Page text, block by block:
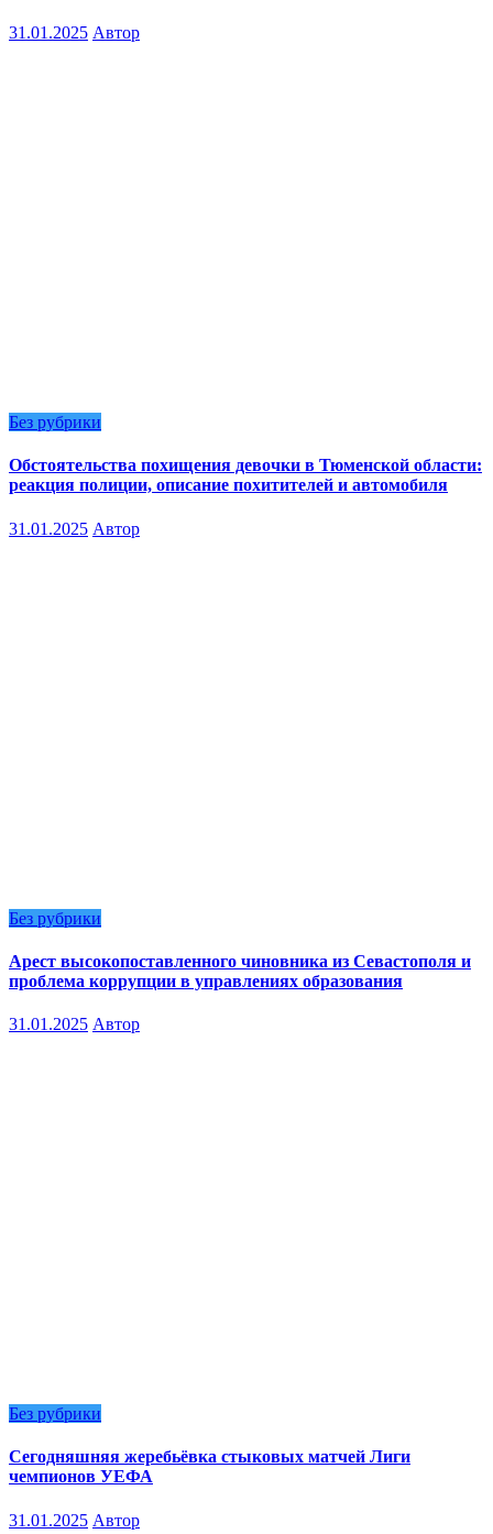
31.01.2025 Автор
Без рубрики
Обстоятельства похищения девочки в Тюменской области:
реакция полиции, описание похитителей и автомобиля
31.01.2025 Автор
Без рубрики
Арест высокопоставленного чиновника из Севастополя и
проблема коррупции в управлениях образования
31.01.2025 Автор
Без рубрики
Сегодняшняя жеребьёвка стыковых матчей Лиги
чемпионов УЕФА
31.01.2025 Автор